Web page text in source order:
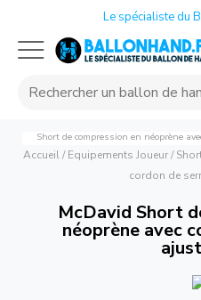
Le spécialiste du
Short de compression en néoprène
Accueil/ Equipements Joueur/
cordon de
McDavid Short
néoprène avec